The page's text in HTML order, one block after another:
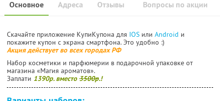
Основное Отзывы Вопросы по акции
Адреса
Скачайте приложение КупиКупона для IOS или Android и
покажите купон с экрана смартфона. Это удобно :)
Акция действует во всех городах РФ
Набор косметики и парфюмерии в подарочной упаковке от
магазина «Магия ароматов».
Заплати 1390р. вместо 3500р.!